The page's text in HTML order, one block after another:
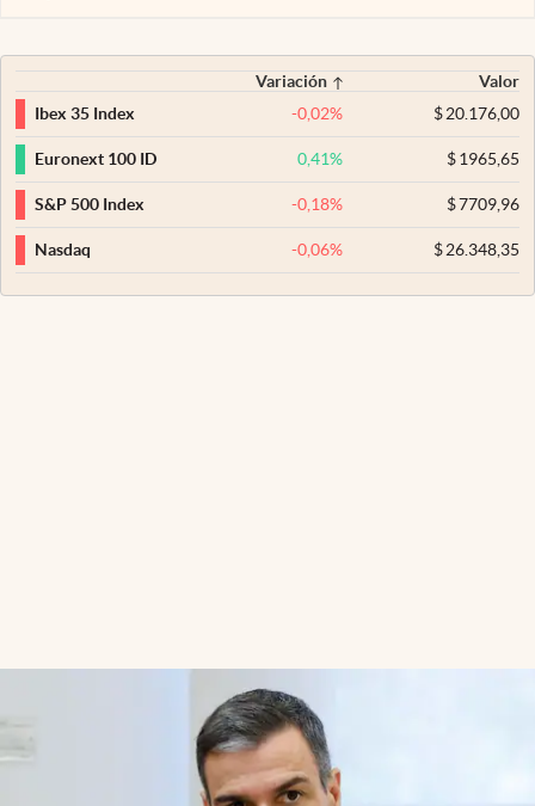
Variación
Valor
Ibex 35 Index
-0,02% $20.176,00
Euronext 100 ID 0,41% $1965,65
S&P 500 Index -0,18% $7709,96
Nasdaq -0,06% $26.348,35